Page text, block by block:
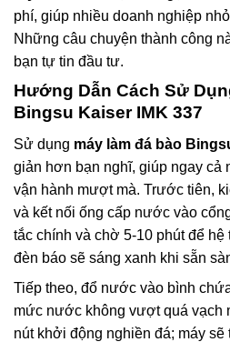
phí, giúp nhiều doanh nghiệp
Những câu chuyện thành công
bạn tự tin đầu tư.
Hướng Dẫn Cách Sử
Bingsu Kaiser IMK 337
Sử dụng máy làm đá bào
giản hơn bạn nghĩ, giúp ngay cả
vận hành mượt mà. Trước tiên,
và kết nối ống cấp nước vào
tắc chính và chờ 5-10 phút để
đèn báo sẽ sáng xanh khi sẵn
Tiếp theo, đổ nước vào bình
mức nước không vượt quá vạch
nút khởi động nghiền đá; máy